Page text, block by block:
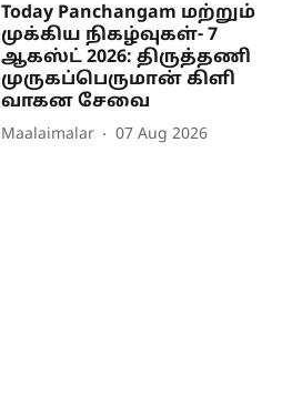
Today Panchangam மற்றும்
முக்கிய நிகழ்வுகள்- 7
ஆகஸ்ட் 2026: திருத்தணி
முருகப்பெருமான் கிளி
வாகன சேவை
Maalaimalar 07 Aug 2026